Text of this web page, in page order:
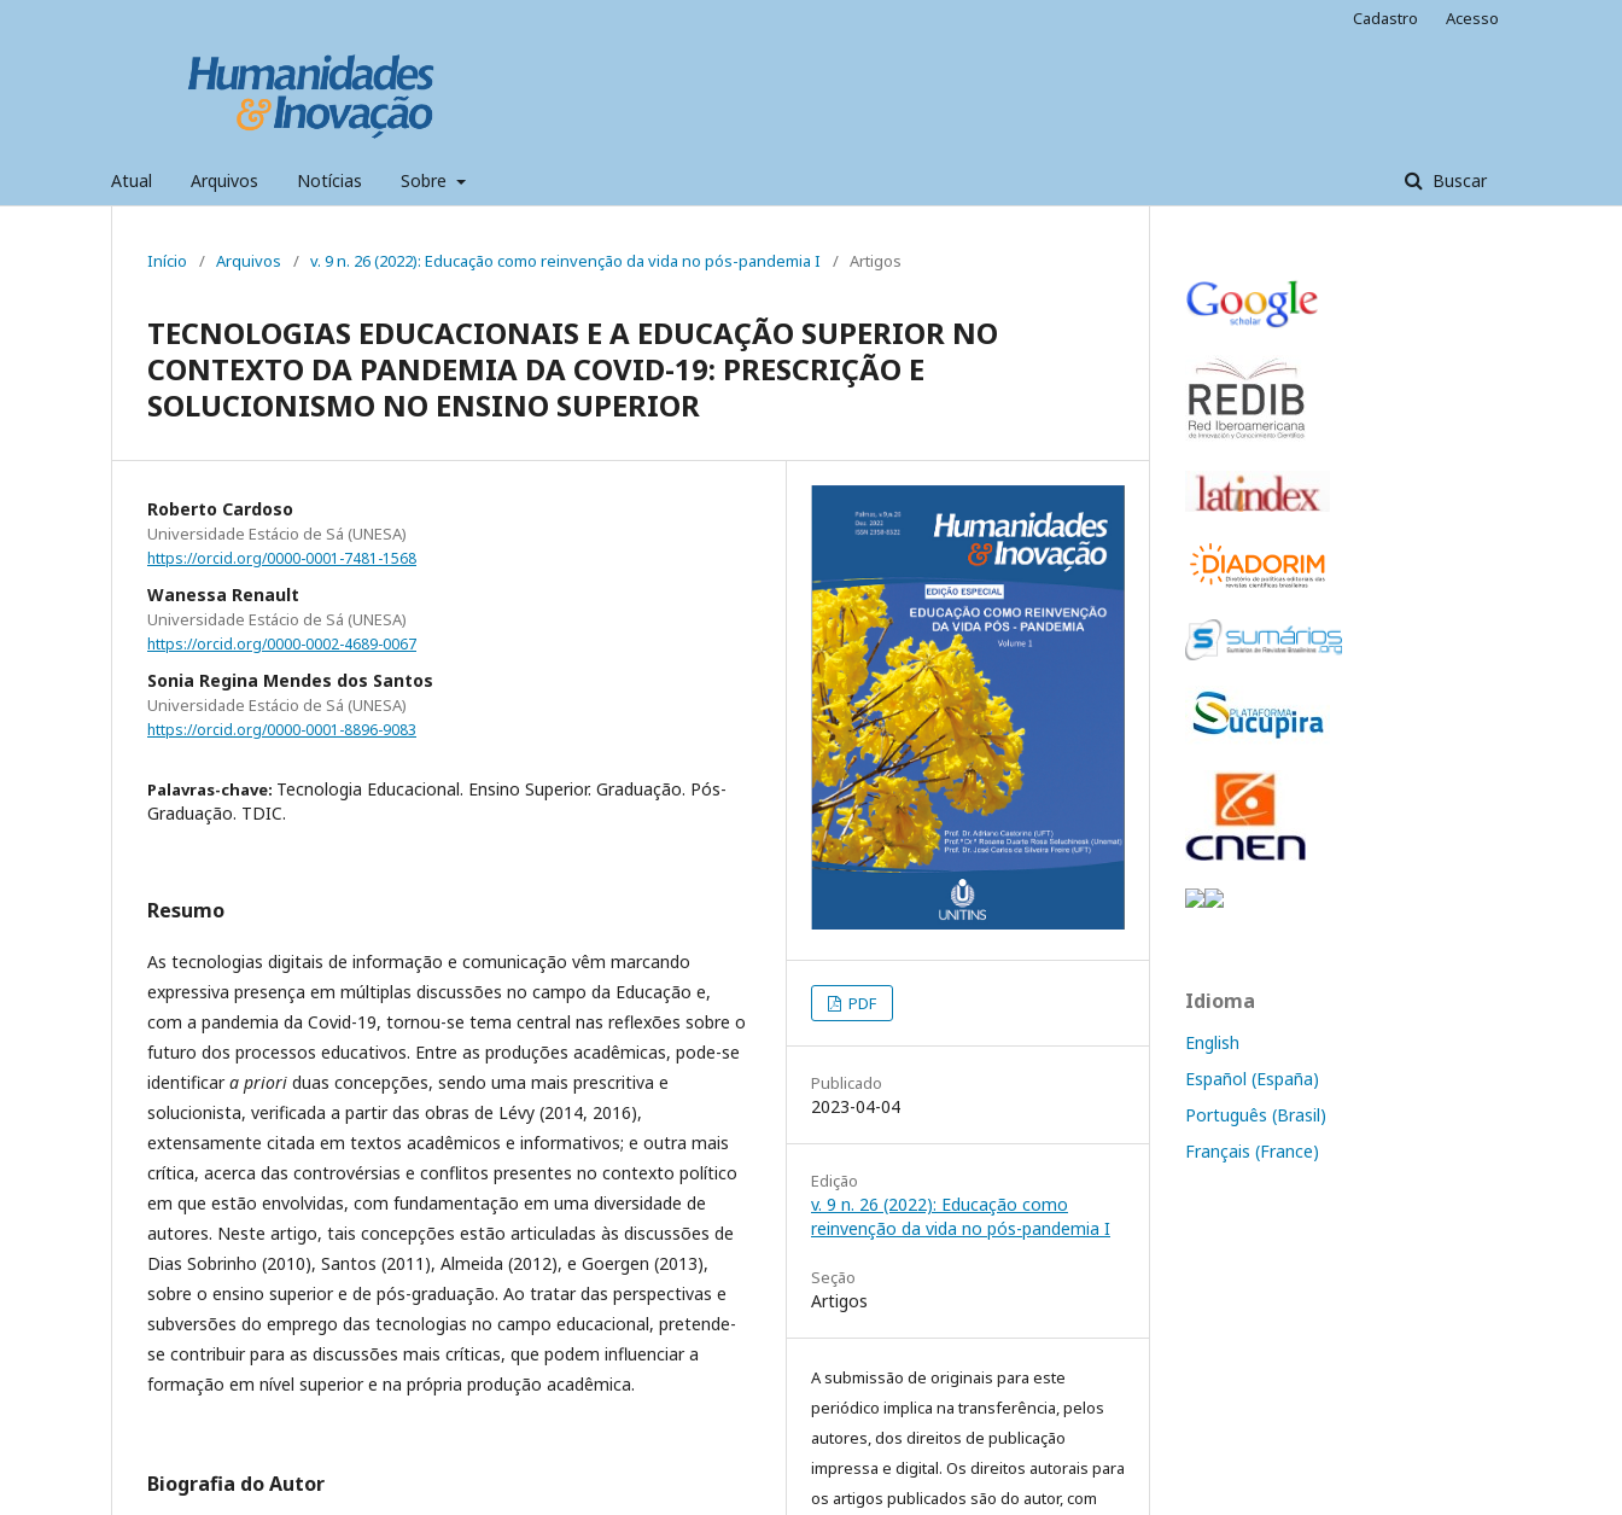
Atual Arquivos Notícias Sobre Buscar
Cadastro Acesso
Início / Arquivos / v. 9 n. 26 (2022): Educação como reinvenção da vida no pós-pandemia I / Artigos
TECNOLOGIAS EDUCACIONAIS E A EDUCAÇÃO SUPERIOR NO
CONTEXTO DA PANDEMIA DA COVID-19: PRESCRIÇÃO E
SOLUCIONISMO NO ENSINO SUPERIOR
Roberto Cardoso
Universidade Estácio de Sá (UNESA)
https://orcid.org/0000-0001-7481-1568
Wanessa Renault
Universidade Estácio de Sá (UNESA)
https://orcid.org/0000-0002-4689-0067
Sonia Regina Mendes dos Santos
Universidade Estácio de Sá (UNESA)
https://orcid.org/0000-0001-8896-9083
Palavras-chave: Tecnologia Educacional. Ensino Superior. Graduação. Pós-
Graduação. TDIC.
Resumo
As tecnologias digitais de informação e comunicação vêm marcando
expressiva presença em múltiplas discussões no campo da Educação e,
com a pandemia da Covid-19, tornou-se tema central nas reflexões sobre o
futuro dos processos educativos. Entre as produções acadêmicas, pode-se
identificara priori duas concepções, sendo uma mais prescritiva e
solucionista, verificada a partir das obras de Lévy (2014, 2016),
extensamente citada em textos acadêmicos e informativos; e outra mais
crítica, acerca das controvérsias e conflitos presentes no contexto político
em que estão envolvidas, com fundamentação em uma diversidade de
autores. Neste artigo, tais concepções estão articuladas às discussões de
Dias Sobrinho (2010), Santos (2011), Almeida (2012), e Goergen (2013),
sobre o ensino superior e de pós-graduação. Ao tratar das perspectivas e
subversões do emprego das tecnologias no campo educacional, pretende-
se contribuir para as discussões mais críticas, que podem influenciar a
formação em nível superior e na própria produção acadêmica.
Biografia do Autor
PDF
Publicado
2023-04-04
Edição
v. 9 n. 26 (2022): Educação como
reinvenção da vida no pós-pandemia I
Seção
Artigos
A submissão de originais para este
periódico implica na transferência, pelos
autores, dos direitos de publicação
impressa e digital. Os direitos autorais para
os artigos publicados são do autor, com
Idioma
English
Español (España)
Português (Brasil)
Français (France)